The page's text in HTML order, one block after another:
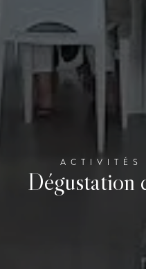
ACTIVITÉS
Dégustation